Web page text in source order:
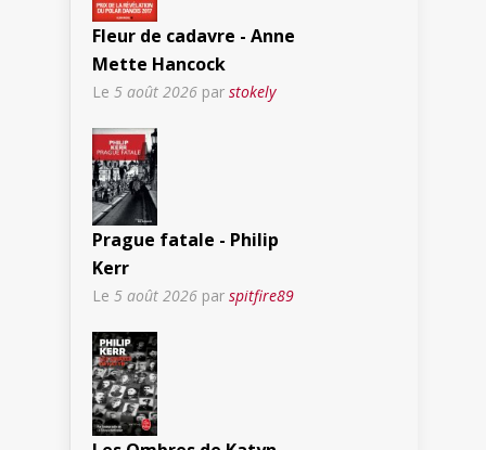
Fleur de cadavre - Anne
Mette Hancock
Le 5 août 2026 par stokely
Prague fatale - Philip
Kerr
Le 5 août 2026 par spitfire89